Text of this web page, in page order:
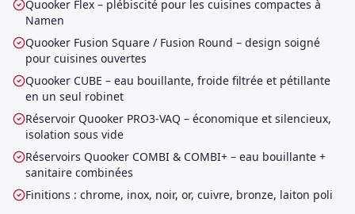
Quooker Flex – plébiscité pour les cuisines compactes à
Namen
Quooker Fusion Square / Fusion Round – design soigné
pour cuisines ouvertes
Quooker CUBE – eau bouillante, froide filtrée et pétillante
en un seul robinet
Réservoir Quooker PRO3-VAQ – économique et silencieux,
isolation sous vide
Réservoirs Quooker COMBI & COMBI+ – eau bouillante +
sanitaire combinées
Finitions : chrome, inox, noir, or, cuivre, bronze, laiton poli